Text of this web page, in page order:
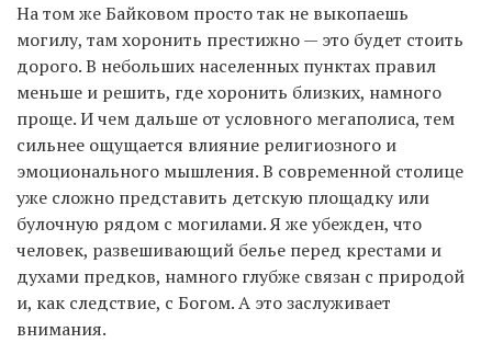
На том же Байковом просто так не выкопаешь
могилу, там хоронить престижно — это будет стоить
дорого. В небольших населенных пунктах правил
меньше и решить, где хоронить близких, намного
проще. И чем дальше от условного мегаполиса, тем
сильнее ощущается влияние религиозного и
эмоционального мышления. В современной столице
уже сложно представить детскую площадку или
булочную рядом с могилами. Я же убежден, что
человек, развешивающий белье перед крестами и
духами предков, намного глубже связан с природой
и, как следствие, с Богом. А это заслуживает
внимания.